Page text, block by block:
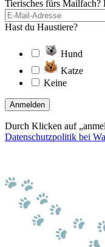
Tierisches fürs Mailfach?
Hast du Haustiere?
Hund
Katze
Keine
Anmelden
Durch Klicken auf
Datenschutzpolitik bei